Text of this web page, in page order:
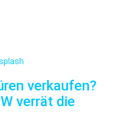
verkaufen?
verrät die